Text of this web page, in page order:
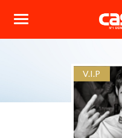
V.I.P